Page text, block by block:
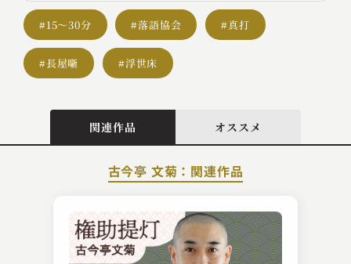
#15～30分 #落語協会 #真打
#長屋噺 #浮世床
関連作品 オススメ
古今亭 文菊：関連作品